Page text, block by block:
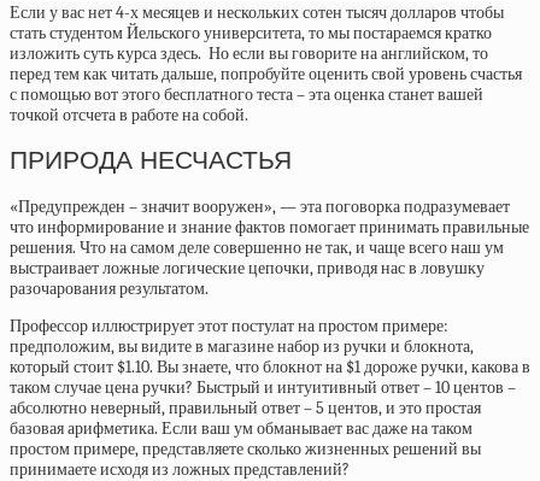
Если у вас нет 4-х месяцев и нескольких сотен тысяч долларов чтобы
стать студентом Йельского университета, то мы постараемся кратко
изложить суть курса здесь. Но если вы говорите на английском, то
перед тем как читать дальше, попробуйте оценить свой уровень счастья
с помощью вот этого бесплатного теста – эта оценка станет вашей
точкой отсчета в работе на собой.
ПРИРОДА НЕСЧАСТЬЯ
«Предупрежден – значит вооружен», — эта поговорка подразумевает
что информирование и знание фактов помогает принимать правильные
решения. Что на самом деле совершенно не так, и чаще всего наш ум
выстраивает ложные логические цепочки, приводя нас в ловушку
разочарования результатом.
Профессор иллюстрирует этот постулат на простом примере:
предположим, вы видите в магазине набор из ручки и блокнота,
который стоит $1.10. Вы знаете, что блокнот на $1 дороже ручки, какова в
таком случае цена ручки? Быстрый и интуитивный ответ – 10 центов –
абсолютно неверный, правильный ответ – 5 центов, и это простая
базовая арифметика. Если ваш ум обманывает вас даже на таком
простом примере, представляете сколько жизненных решений вы
принимаете исходя из ложных представлений?